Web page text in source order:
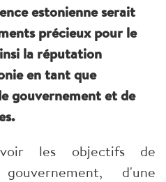
estonienne serait
précieux pour le
la réputation
en tant que
gouvernement et de
les objectifs de
d'une